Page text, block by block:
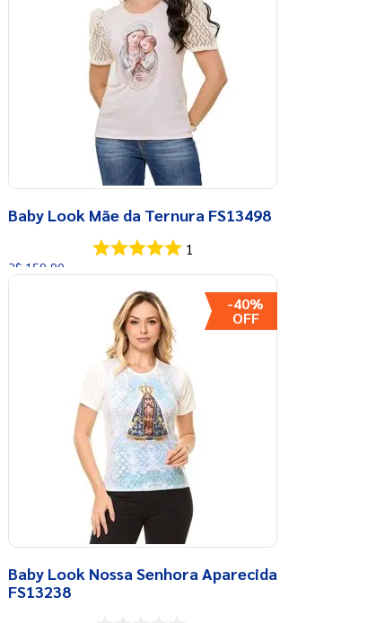
Baby Look Mãe da Ternura FS13498
1
R$ 159 90
R$
sem juros -40%
Baby Look Nossa Senhora Aparecida
FS13238